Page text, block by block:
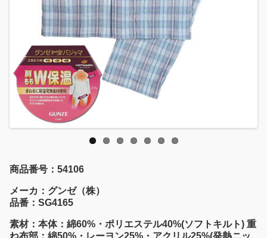
商品番号：54106
メーカ：グンゼ（株）
品番：SG4165
素材：本体：綿60%・ポリエステル40%(ソフトキルト) 重
ね布部：綿50%・レーヨン25%・アクリル25%(発熱ニッ